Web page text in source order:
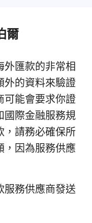
爾
匯款的非常相
外的資料來驗證
可能會要求你證
國際金融服務規
，請務必確保所
，因為服務供應
服務供應商發送